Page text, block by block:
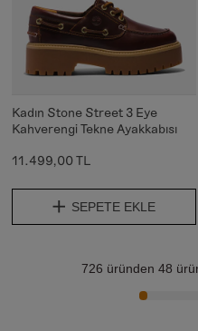
Kadın Stone Street 3 Eye
Kahverengi Tekne Ayakkabısı
11.499,00 TL
SEPETE EKLE
726 üründen 48